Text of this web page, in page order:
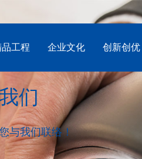
创新创优
企业文化
工程
们
与我们联络！